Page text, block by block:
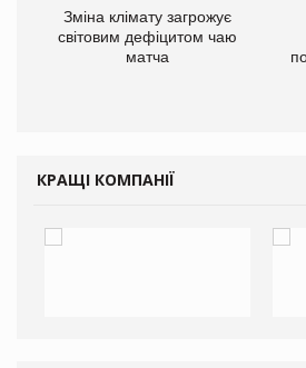
Зміна клімату загрожує
світовим дефіцитом чаю
матча
КРАЩІ КОМПАНІЇ